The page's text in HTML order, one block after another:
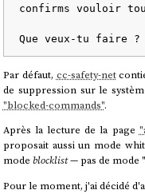
confirms vouloir
Par défaut, cc-safety-net
de suppression sur le
"blocked-commands".
Après la lecture de la page
proposait aussi un mode
mode blocklist— pas de mode
Pour le moment, j'ai décidé